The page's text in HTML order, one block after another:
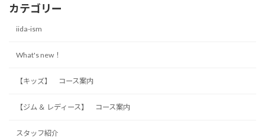
カテゴリー
iida-ism
What's new！
【キッズ】 コース案内
【ジム ＆ レディース】 コース案内
スタッフ紹介